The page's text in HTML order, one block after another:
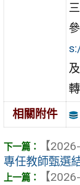
相關附件
【
專任教師甄選
【